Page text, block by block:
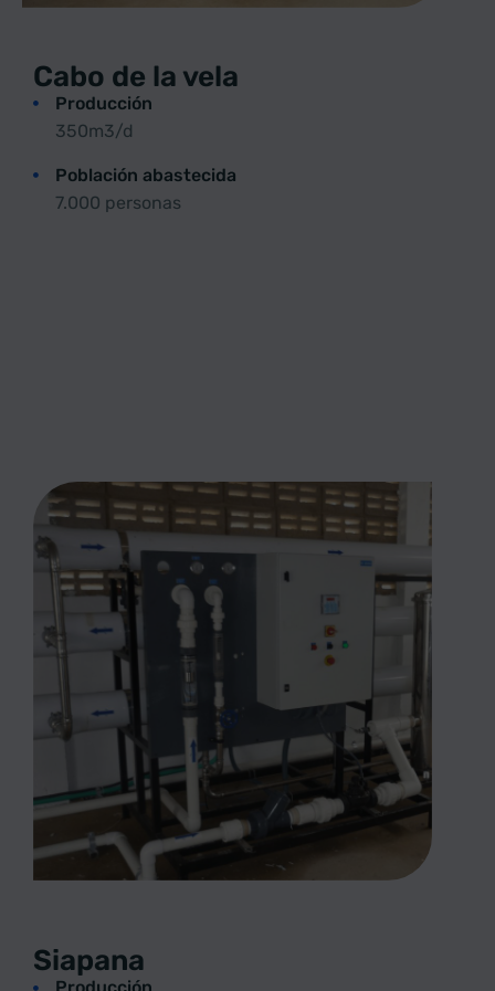
Cabo de la vela
Producción
350m3/d
Población abastecida
7.000 personas
Siapana